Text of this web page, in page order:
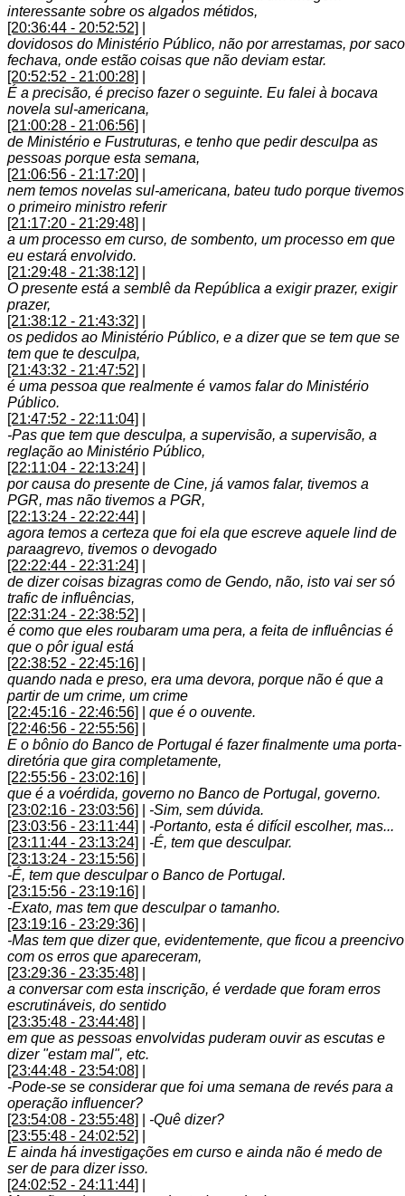
interessante sobre os algados métidos,
[20:36:44 - 20:52:52]
dovidosos do Ministério Público, não por arrestamas, por saco
fechava, onde estão coisas que não deviam estar.
[20:52:52 - 21:00:28]
É a precisão, é preciso fazer o seguinte. Eu falei à bocava
novela sul-americana,
[21:00:28 - 21:06:56]
de Ministério e Fustruturas, e tenho que pedir desculpa as
pessoas porque esta semana,
[21:06:56 - 21:17:20]
nem temos novelas sul-americana, bateu tudo porque tivemos
o primeiro ministro referir
[21:17:20 - 21:29:48]
a um processo em curso, de sombento, um processo em que
eu estará envolvido.
[21:29:48 - 21:38:12]
O presente está a semblê da República a exigir prazer, exigir
prazer,
[21:38:12 - 21:43:32]
os pedidos ao Ministério Público, e a dizer que se tem que se
tem que te desculpa,
[21:43:32 - 21:47:52]
é uma pessoa que realmente é vamos falar do Ministério
Público.
[21:47:52 - 22:11:04]
-Pas que tem que desculpa, a supervisão, a supervisão, a
reglação ao Ministério Público,
[22:11:04 - 22:13:24]
por causa do presente de Cine, já vamos falar, tivemos a
PGR, mas não tivemos a PGR,
[22:13:24 - 22:22:44]
agora temos a certeza que foi ela que escreve aquele lind de
paraagrevo, tivemos o devogado
[22:22:44 - 22:31:24]
de dizer coisas bizagras como de Gendo, não, isto vai ser só
trafic de influências,
[22:31:24 - 22:38:52]
é como que eles roubaram uma pera, a feita de influências é
que o pôr igual está
[22:38:52 - 22:45:16]
quando nada e preso, era uma devora, porque não é que a
partir de um crime, um crime
[22:45:16 - 22:46:56]
que é o ouvente.
[22:46:56 - 22:55:56]
E o bônio do Banco de Portugal é fazer finalmente uma porta-
diretória que gira completamente,
[22:55:56 - 23:02:16]
que é a voérdida, governo no Banco de Portugal, governo.
[23:02:16 - 23:03:56]
-Sim, sem dúvida.
[23:03:56 - 23:11:44]
-Portanto, esta é difícil escolher, mas...
[23:11:44 - 23:13:24]
-É, tem que desculpar.
[23:13:24 - 23:15:56]
-É, tem que desculpar o Banco de Portugal.
[23:15:56 - 23:19:16]
-Exato, mas tem que desculpar o tamanho.
[23:19:16 - 23:29:36]
-Mas tem que dizer que, evidentemente, que ficou a preencivo
com os erros que apareceram,
[23:29:36 - 23:35:48]
a conversar com esta inscrição, é verdade que foram erros
escrutináveis, do sentido
[23:35:48 - 23:44:48]
em que as pessoas envolvidas puderam ouvir as escutas e
dizer "estam mal", etc.
[23:44:48 - 23:54:08]
-Pode-se se considerar que foi uma semana de revés para a
operação influencer?
[23:54:08 - 23:55:48]
-Quê dizer?
[23:55:48 - 24:02:52]
E ainda há investigações em curso e ainda não é medo de
ser de para dizer isso.
[24:02:52 - 24:11:44]